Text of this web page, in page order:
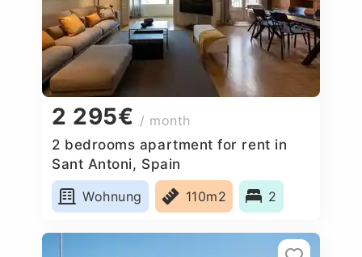
2 295€ / month
2 bedrooms apartment for rent in
Sant Antoni, Spain
Wohnung
110m2 2